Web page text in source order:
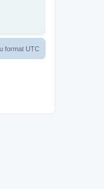
format UTC